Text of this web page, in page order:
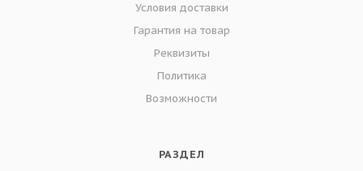
Условия доставки
Гарантия на товар
Реквизиты
Политика
Возможности
РАЗДЕЛ